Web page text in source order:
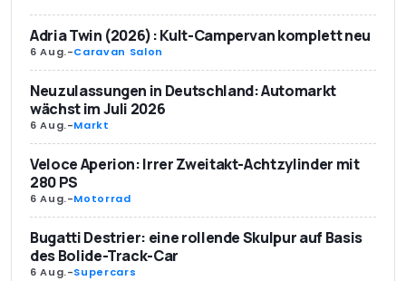
Adria Twin (2026): Kult-Campervan komplett neu
6 Aug.-Caravan Salon
Neuzulassungen in Deutschland: Automarkt
wächst im Juli 2026
6 Aug.-Markt
Veloce Aperion: Irrer Zweitakt-Achtzylinder mit
280 PS
6 Aug.-Motorrad
Bugatti Destrier: eine rollende Skulpur auf Basis
des Bolide-Track-Car
6 Aug.-Supercars